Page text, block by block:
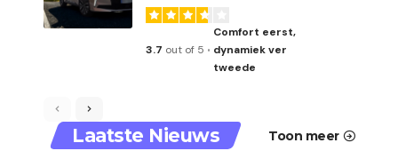
3.7 out of 5
Comfort eerst,
dynamiek ver
tweede
Laatste Nieuws Toon meer